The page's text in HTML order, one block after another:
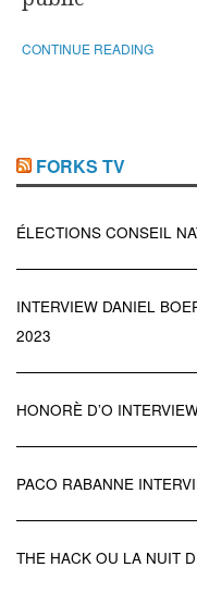
CONTINUE READING
FORKS TV
ÉLECTIONS CONSEIL
INTERVIEW DANIEL
2023
HONORÈ D’O
PACO RABANNE
THE HACK OU LA NUIT